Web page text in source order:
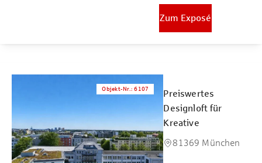
Zum Exposé
Objekt-Nr. :6107
Preiswertes
Designloft für
Kreative
81369 München